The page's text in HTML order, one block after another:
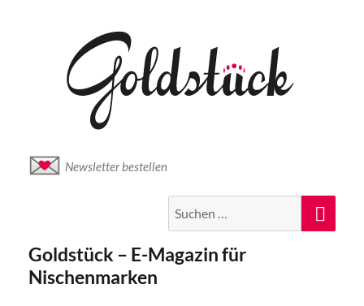
Newsletter bestellen
nach:
Goldstück – E-Magazin für
Nischenmarken